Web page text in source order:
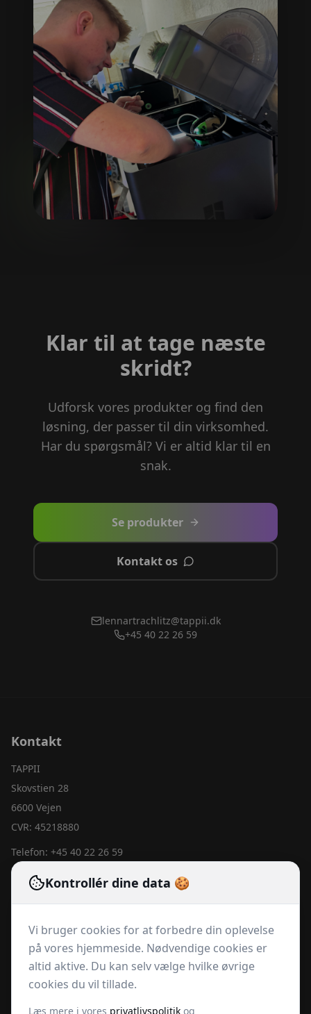
Klar til at tage næste
skridt?
Udforsk vores produkter og find den
løsning, der passer til din virksomhed.
Har du spørgsmål? Vi er altid klar til en
snak.
Se produkter
Kontakt os
lennartrachlitz@tappii.dk
+45 40 22 26 59
Kontakt
TAPPII
Skovstien 28
6600 Vejen
CVR: 45218880
Telefon: +45 40 22 26 59
Email:
Produkter
Abonnementer
Kontrollér dine data 🍪
Vi bruger cookies for at forbedre din oplevelse
på vores hjemmeside. Nødvendige cookies er
altid aktive. Du kan selv vælge hvilke øvrige
cookies du vil tillade.
Læs mere i vores privatlivspolitik og